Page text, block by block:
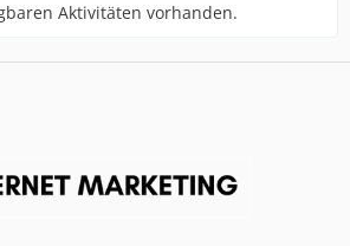
Aktivitäten vorhanden.